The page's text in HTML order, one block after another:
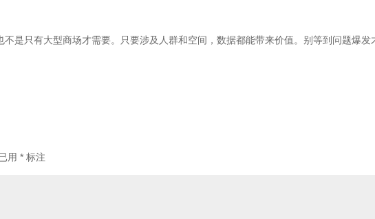
是只有大型商场才需要。只要涉及人群和空间，数据都能带来价值。别等到问题爆发
用* 标注